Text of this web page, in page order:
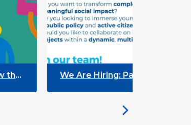
We Are Hiring: Paid Internship
Analyst)